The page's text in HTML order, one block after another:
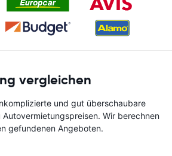
vergleichen
und gut überschaubare
Wir berechnen
gefundenen Angeboten.